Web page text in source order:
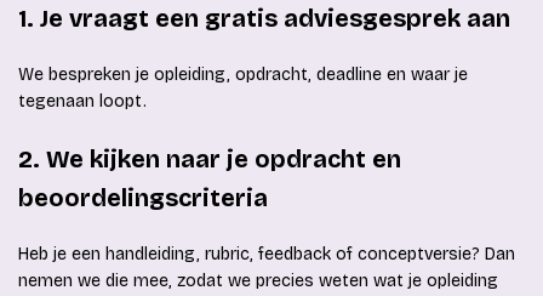
1. Je vraagt een gratis adviesgesprek aan
We bespreken je opleiding, opdracht, deadline en waar je
tegenaan loopt.
2. We kijken naar je opdracht en
beoordelingscriteria
Heb je een handleiding, rubric, feedback of conceptversie? Dan
nemen we die mee, zodat we precies weten wat je opleiding